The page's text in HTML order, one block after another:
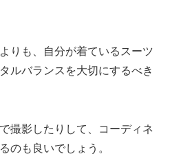
りも、自分が着ているスーツ
ルバランスを大切にするべき
撮影したりして、コーディネ
のも良いでしょう。